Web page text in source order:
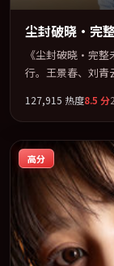
尘封破晓·完
《尘封破晓·完整
行。王景春、刘青
类型为骨架，在叙
内地院线及主流平
喜欢强情节与人物
127,915 热度8.5 分
高分